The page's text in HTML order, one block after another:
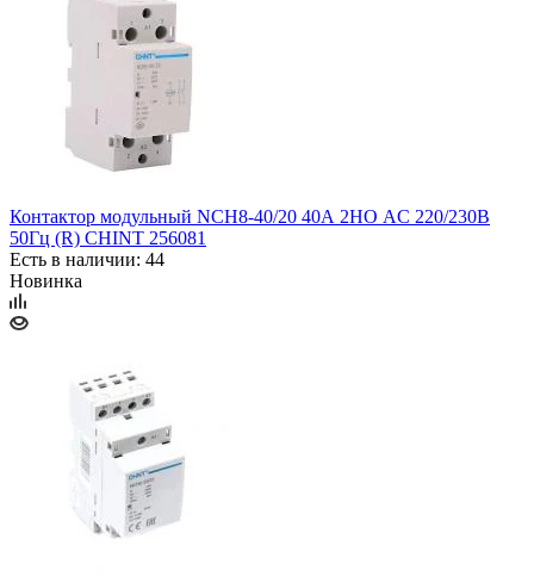
Контактор модульный NCH8-40/20 40А 2НО AC 220/230В
50Гц (R) CHINT 256081
Есть в наличии: 44
Новинка